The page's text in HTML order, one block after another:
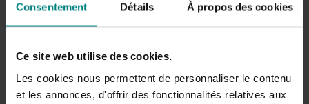
Consentement Détails À propos des cookies
Ce site web utilise des cookies.
Les cookies nous permettent de personnaliser le contenu
et les annonces, d'offrir des fonctionnalités relatives aux